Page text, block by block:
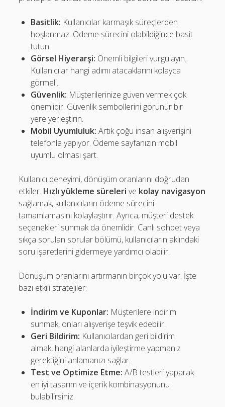
Basitlik: Kullanıcılar karmaşık süreçlerden
hoşlanmaz. Ödeme sürecini olabildiğince basit
tutun.
Görsel Hiyerarşi: Önemli bilgileri vurgulayın.
Kullanıcılar hangi adımı atacaklarını kolayca
görmeli.
Güvenlik: Müşterilerinize güven vermek çok
önemlidir. Güvenlik sembollerini görünür bir
yere yerleştirin.
Mobil Uyumluluk: Artık çoğu insan alışverişini
telefonla yapıyor. Ödeme sayfanızın mobil
uyumlu olması şart.
Kullanıcı deneyimi, dönüşüm oranlarını doğrudan
etkiler. Hızlı yükleme süreleri ve kolay navigasyon
sağlamak, kullanıcıların ödeme sürecini
tamamlamasını kolaylaştırır. Ayrıca, müşteri destek
seçenekleri sunmak da önemlidir. Canlı sohbet veya
sıkça sorulan sorular bölümü, kullanıcıların aklındaki
soru işaretlerini gidermeye yardımcı olabilir.
Dönüşüm oranlarını artırmanın birçok yolu var. İşte
bazı etkili stratejiler:
İndirim ve Kuponlar: Müşterilere indirim
sunmak, onları alışverişe teşvik edebilir.
Geri Bildirim: Kullanıcılardan geri bildirim
almak, hangi alanlarda iyileştirme yapmanız
gerektiğini anlamanızı sağlar.
Test ve Optimize Etme: A/B testleri yaparak
en iyi tasarım ve içerik kombinasyonunu
bulabilirsiniz.